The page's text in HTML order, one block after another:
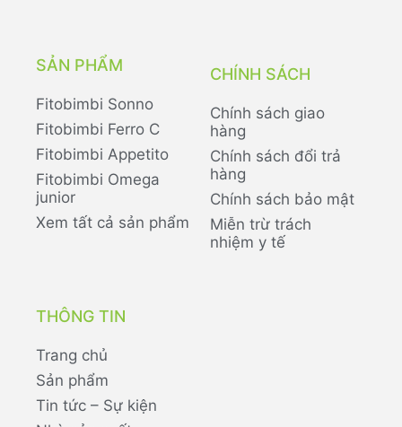
SẢN PHẨM
Fitobimbi Sonno
Fitobimbi Ferro C
Fitobimbi Appetito
Fitobimbi Omega
junior
Xem tất cả sản phẩm
CHÍNH SÁCH
Chính sách giao
hàng
Chính sách đổi trả
hàng
Chính sách bảo mật
Miễn trừ trách
nhiệm y tế
THÔNG TIN
Trang chủ
Sản phẩm
Tin tức – Sự kiện